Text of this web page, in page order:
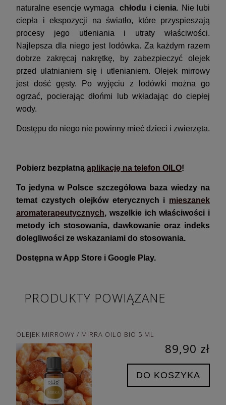
naturalne esencje wymaga
chłodu i cienia. Nie lubi
ciepła i ekspozycji na światło, które przyspieszają
procesy jego utleniania i utraty właściwości.
Najlepsza dla niego jest lodówka. Za każdym razem
dobrze zakręcaj nakrętkę, by zabezpieczyć olejek
przed ulatnianiem się i utlenianiem. Olejek mirrowy
jest dość gęsty. Po wyjęciu z lodówki można go
ogrzać, pocierając dłońmi lub wkładając do ciepłej
wody.
Dostępu do niego nie powinny mieć dzieci i zwierzęta.
Pobierz bezpłatną aplikację na telefon OILO!
To jedyna w Polsce szczegółowa baza wiedzy na
temat czystych olejków eterycznych i mieszanek
aromaterapeutycznych, wszelkie ich właściwości i
metody ich stosowania, dawkowanie oraz indeks
dolegliwości ze wskazaniami do stosowania.
Dostępna w App Store i Google Play.
PRODUKTY POWIĄZANE
OLEJEK MIRROWY / MIRRA OILO BIO 5 ML
89,90 zł
DO KOSZYKA